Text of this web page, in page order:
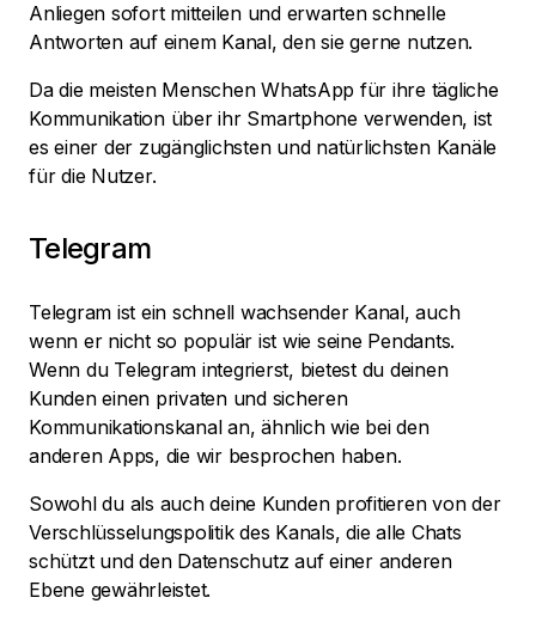
Anliegen sofort mitteilen und erwarten schnelle
Antworten auf einem Kanal, den sie gerne nutzen.
Da die meisten Menschen WhatsApp für ihre tägliche
Kommunikation über ihr Smartphone verwenden, ist
es einer der zugänglichsten und natürlichsten Kanäle
für die Nutzer.
Telegram
Telegram ist ein schnell wachsender Kanal, auch
wenn er nicht so populär ist wie seine Pendants.
Wenn du Telegram integrierst, bietest du deinen
Kunden einen privaten und sicheren
Kommunikationskanal an, ähnlich wie bei den
anderen Apps, die wir besprochen haben.
Sowohl du als auch deine Kunden profitieren von der
Verschlüsselungspolitik des Kanals, die alle Chats
schützt und den Datenschutz auf einer anderen
Ebene gewährleistet.